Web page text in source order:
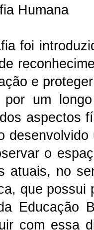
Humana
foi
e
por um
aspectos
o
atuais, no
que
Educação
com essa